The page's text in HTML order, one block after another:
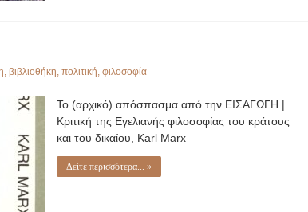
βιβλιοθήκη πολιτική φιλοσοφία
Το (αρχικό) απόσπασμα από την ΕΙΣΑΓΩΓΗ |
Κριτική της Εγελιανής φιλοσοφίας του κράτους
και του δικαίου, Karl Marx
Δείτε περισσότερα... »